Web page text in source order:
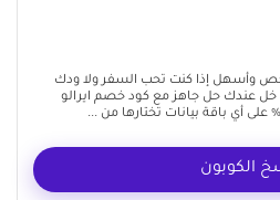
وأسهل إذا كنت تحب السفر ولا ودك
خل عندك حل جاهز مع كود خصم ايرالو
الكوبون